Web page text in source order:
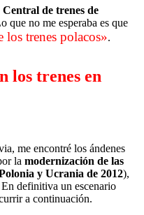
Central de trenes de
que no me esperaba es que
los trenes polacos».
los trenes en
me encontré los ándenes
la modernización de las
y Ucrania de 2012),
definitiva un escenario
a continuación.